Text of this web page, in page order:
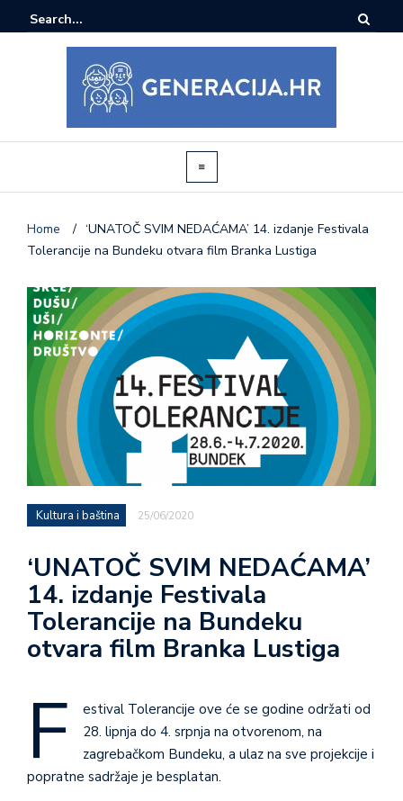
Home / ‘UNATOČ SVIM NEDAĆAMA’ 14. izdanje Festivala
Tolerancije na Bundeku otvara film Branka Lustiga
Kultura i baština 25/06/2020
‘UNATOČ SVIM NEDAĆAMA’
14. izdanje Festivala
Tolerancije na Bundeku
otvara film Branka Lustiga
F
estival Tolerancije ove će se godine održati od
28. lipnja do 4. srpnja na otvorenom, na
zagrebačkom Bundeku, a ulaz na sve projekcije i
popratne sadržaje je besplatan.